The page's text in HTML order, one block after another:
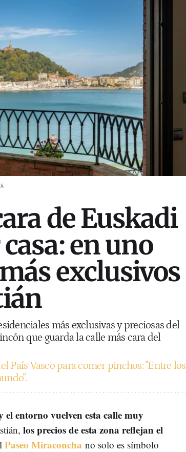
de Euskadi
en uno
exclusivos
más exclusivas y preciosas del
que guarda la calle más cara del
País Vasco para comer pinchos: "Entre los
entorno vuelven esta calle muy
los precios de esta zona reflejan el
Paseo Miraconcha no solo es símbolo